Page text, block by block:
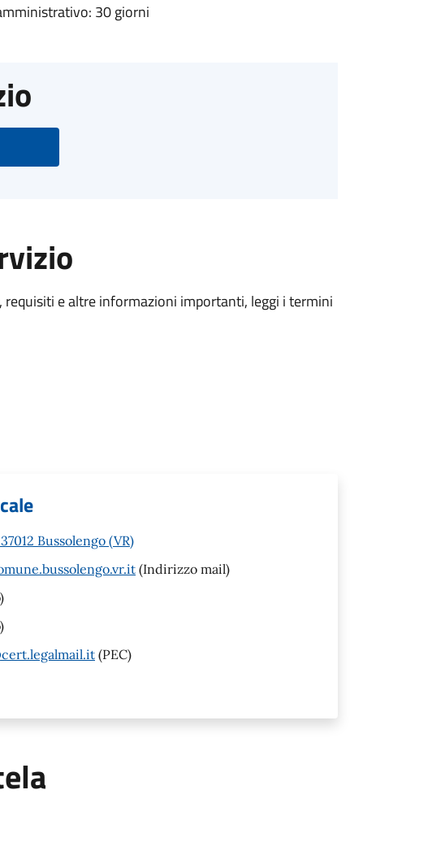
30 giorni
requisiti e altre informazioni importanti, leggi i termini
Bussolengo (VR)
(Indirizzo mail)
(PEC)